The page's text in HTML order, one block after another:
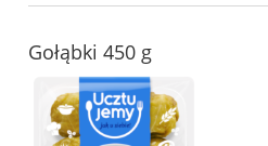
Gołąbki 450 g